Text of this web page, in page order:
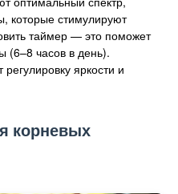
которые стимулируют
таймер — это поможет
(6–8 часов в день).
яркости и
корневых